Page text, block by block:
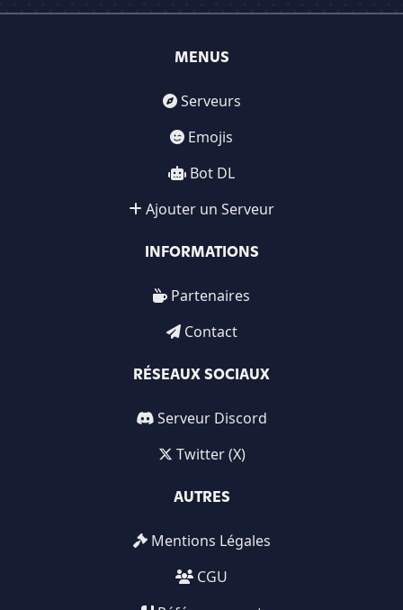
MENUS
Serveurs
Emojis
Bot DL
Ajouter un Serveur
INFORMATIONS
Partenaires
Contact
RÉSEAUX SOCIAUX
Serveur Discord
Twitter (X)
AUTRES
Mentions Légales
CGU